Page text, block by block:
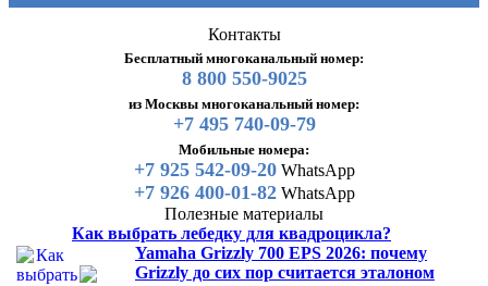
Контакты
Бесплатный многоканальный номер:
8 800 550-9025
из Москвы многоканальный номер:
+7 495 740-09-79
Мобильные номера:
+7 925 542-09-20WhatsApp
+7 926 400-01-82WhatsApp
Полезные материалы
Как выбрать лебедку для квадроцикла?
Yamaha Grizzly 700 EPS 2026: почему
Grizzly до сих пор считается эталоном